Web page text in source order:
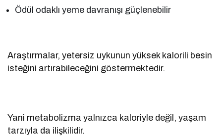
Ödül odaklı yeme davranışı güçlenebilir
Araştırmalar, yetersiz uykunun yüksek kalorili besin
isteğini artırabileceğini göstermektedir.
Yani metabolizma yalnızca kaloriyle değil, yaşam
tarzıyla da ilişkilidir.